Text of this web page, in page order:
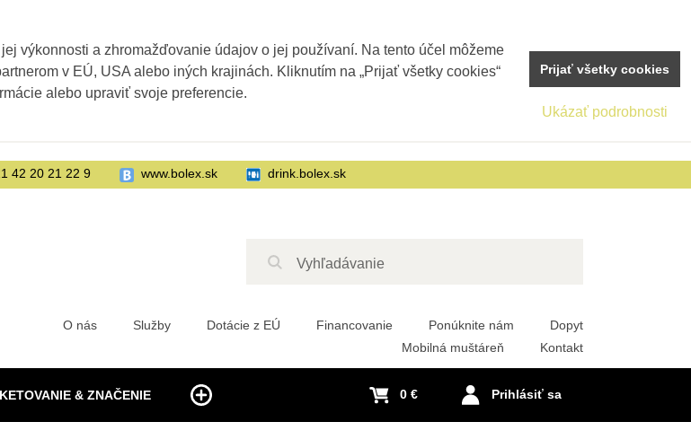
& ZNAČENIE
O nás Služby Dotácie z EÚ Financovanie Ponúknite nám
Dopyt
Mobilná muštáreň
Kontakt
Prihlásiť sa
0 €
42 20 21 22 9 www.bolex.sk drink.bolex.sk
výkonnosti a zhromažďovanie údajov o jej používaní. Na tento účel môžeme
v EÚ, USA alebo iných krajinách. Kliknutím na „Prijať všetky cookies“
alebo upraviť svoje preferencie.
Ukázať podrobnosti
Prijať všetky cookies